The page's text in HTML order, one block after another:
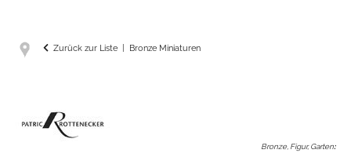
Zurück zur Liste Bronze Miniaturen
Bronze, Figur, Garten: